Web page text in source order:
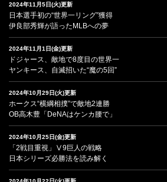
2024年11月5日(火)更新
日本選手初の“世界一リング”獲得
伊良部秀輝が語ったMLBへの夢
2024年11月1日(金)更新
ドジャース、敵地で8度目の世界一
ヤンキース、自滅招いた“魔の5回”
2024年10月29日(火)更新
ホークス“横綱相撲”で敵地2連勝
OB高木豊「DeNAはケンカ腰で」
2024年10月25日(金)更新
「2戦目重視」Ⅴ9巨人の戦略
日本シリーズ必勝法を読み解く